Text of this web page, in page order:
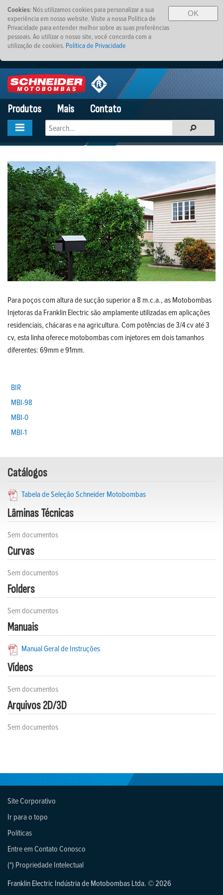
OK
Cookies: Nós utilizamos cookies para personalizar a sua
experiência em nosso website. Visite a nossa Política de
Privacidade para entender melhor sobre as suas preferências
pessoais. Ao utilizar o nosso site, você concorda com a
utilização de cookies. Política de Privacidade
Produtos Mais Contato
Para poços com altura de sucção superior a 8 m.c.a., as Motobombas
Injetoras da Franklin Electric são amplamente utilizadas em aplicações
residenciais, chácaras e na agricultura. Com potências de 3/4 cv até 3
cv, esta linha oferece motobombas com injetores em dois tamanhos
diferentes: 69mm e 91mm.
BIR
MBI-98
MBI-0
MBI-1
Catálogos
Tabela de Seleção Schneider Motobombas
Lâminas Técnicas
Sem documentos
Curvas
Sem documentos
Folders
Sem documentos
Manuais
Manual Geral de Instruções
Vídeos
Sem documentos
Arquivos 2D/3D
Sem documentos
Site Corporativo
Ir para o topo
Políticas
Entre em Contato Conosco
(*) Propriedade Intelectual
Franklin Electric Indústria de Motobombas Ltda. © 2026